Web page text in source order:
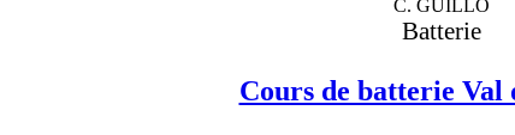
C. GUILLO
Batterie
Cours de batterie Val